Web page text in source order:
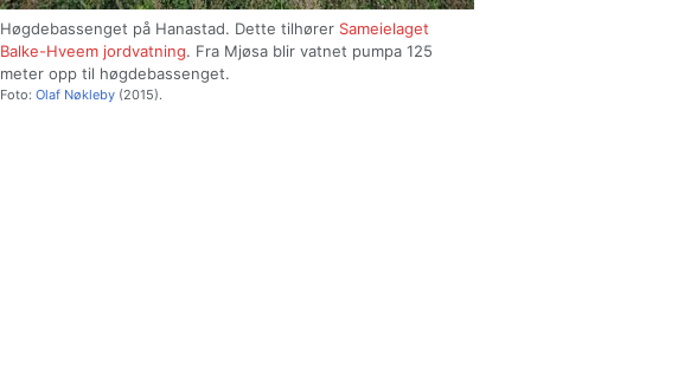
Høgdebassenget på Hanastad. Dette tilhører Sameielaget
Balke-Hveem jordvatning. Fra Mjøsa blir vatnet pumpa 125
meter opp til høgdebassenget.
Foto: Olaf Nøkleby(2015).